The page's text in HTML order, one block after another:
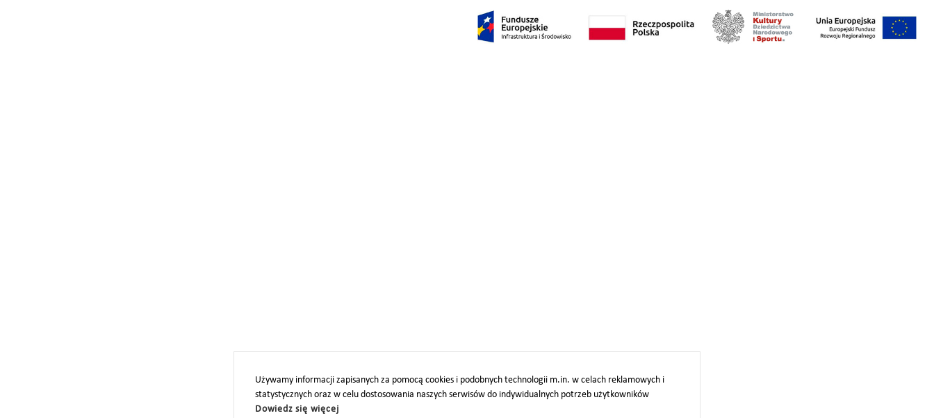
Używamy informacji zapisanych za pomocą cookies i podobnych technologii m.in. w celach reklamowych i
statystycznych oraz w celu dostosowania naszych serwisów do indywidualnych potrzeb użytkowników
Dowiedz się więcej